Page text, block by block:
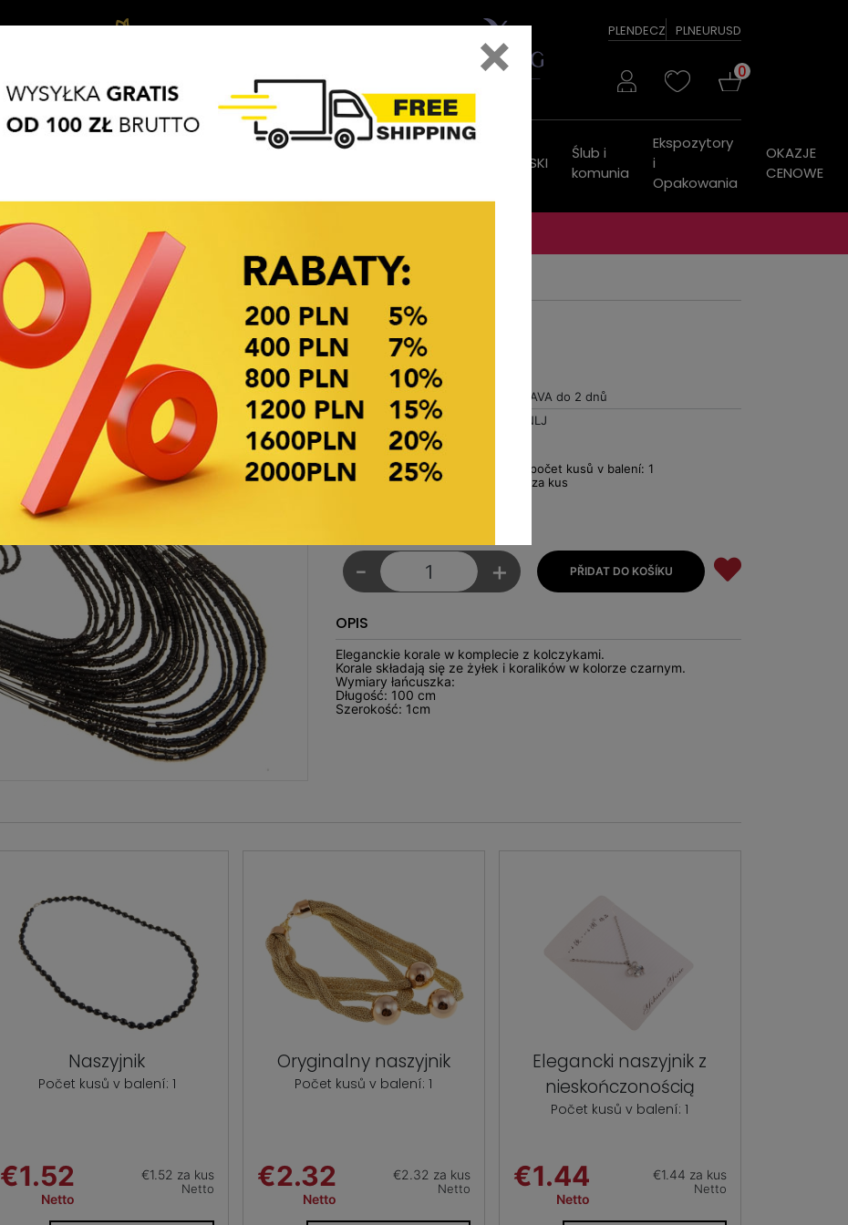
PLENDECZ PLNEURUSD
0
Vlasové
PASKI
Ślub i
komunia
Ekspozytory
i
Opakowania
OKAZJE
CENOWE
OKAZJE CENOWE
Dostupnost:
DOPRAVA do 2 dnů
Symbol zboží:
1000NLJ
€2.18
Netto
Pro balení - počet kusů v balení: 1
€2.18 Netto za kus
- +
OPIS
Eleganckie korale w komplecie z kolczykami.
Korale składają się ze żyłek i koralików w kolorze czarnym.
Wymiary łańcuszka:
Długość: 100 cm
Szerokość: 1cm
Naszyjnik
Počet kusů v balení: 1
€1.52
Netto
€1.52 za kus
Netto
Oryginalny naszyjnik
Počet kusů v balení: 1
€2.32
Netto
€2.32 za kus
Netto
Elegancki naszyjnik z
nieskończonością
Počet kusů v balení: 1
€1.44
Netto
€1.44 za kus
Netto
×